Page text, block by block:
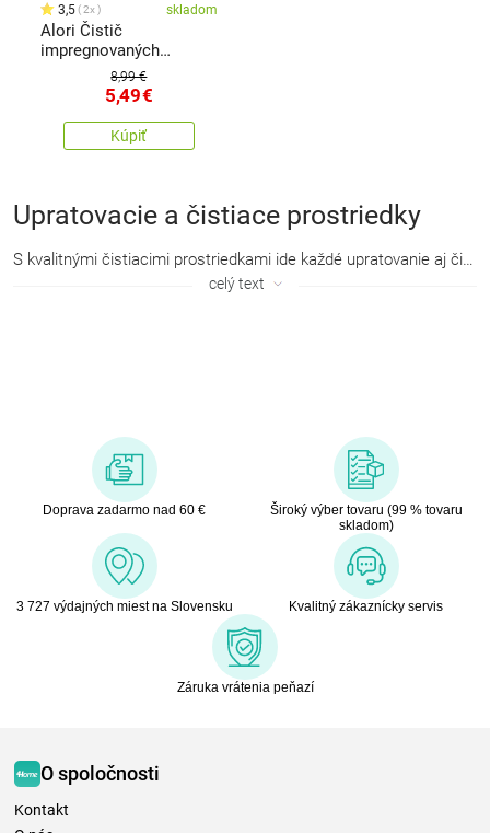
3,5 2x skladom
Alori Čistič
impregnovaných
povrchov 250 ml
8,99 €
5,49€
Kúpiť
Upratovacie a čistiace prostriedky
S kvalitnými čistiacimi prostriedkamiide každé upratovanie aj čistenie ako po masle. Či už ide o
celý text
Doprava zadarmo nad 60 €
Široký výber tovaru (99 % tovaru
skladom)
3 727 výdajných miest na Slovensku Kvalitný zákaznícky servis
Záruka vrátenia peňazí
O spoločnosti
Kontakt